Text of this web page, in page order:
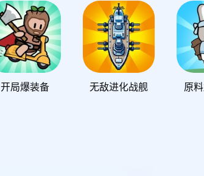
开局爆装备 无敌进化战舰 原